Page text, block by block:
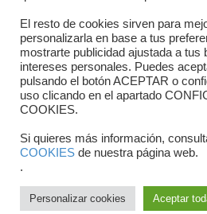
Copyright © 2025 FTCV
El resto de cookies sirven para
personalizarla en base a tus
mostrarte publicidad ajustada a tus
intereses personales. Puedes
pulsando el botón ACEPTAR o
uso clicando en el apartado
COOKIES.
Si quieres más información,
COOKIES de nuestra página web.
.
Personalizar cookies Aceptar